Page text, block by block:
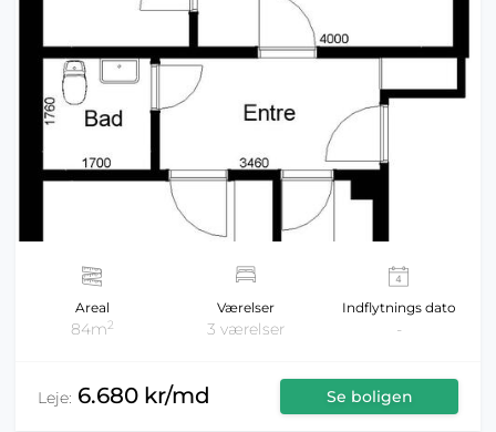
Areal
84m2
Værelser
3 værelser
Indflytnings dato
-
Leje: 6.680 kr/md Se boligen